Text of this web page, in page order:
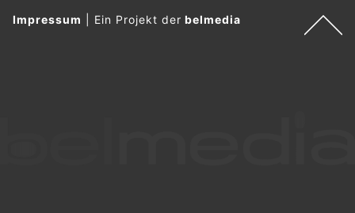
Impressum Ein Projekt derbelmedia